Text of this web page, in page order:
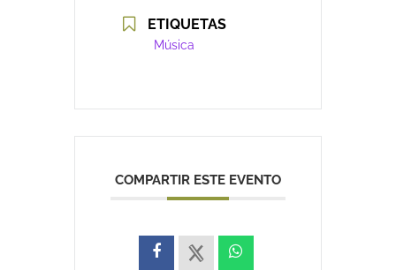
ETIQUETAS
Música
COMPARTIR ESTE EVENTO